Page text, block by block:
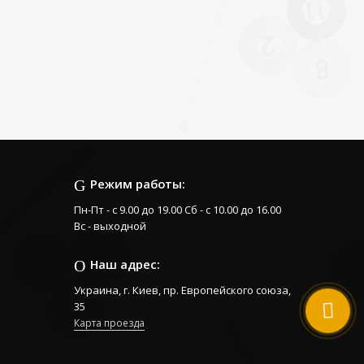
Режим работы:
Пн-Пт - с 9.00 до 19.00 Сб - с 10.00 до 16.00
Вс - выходной
Наш адрес:
Украина, г. Киев, пр. Европейского союза,
35
Карта проезда